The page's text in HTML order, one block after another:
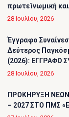
πρωτεϊνωμική
28 Ιουλίου, 2026
Έγγραφο
Δεύτερος
(2026): ΕΓΓΡΑΦΟ
28 Ιουλίου, 2026
ΠΡΟΚΗΡΥΞΗ
– 2027 ΣΤΟ ΠΜΣ